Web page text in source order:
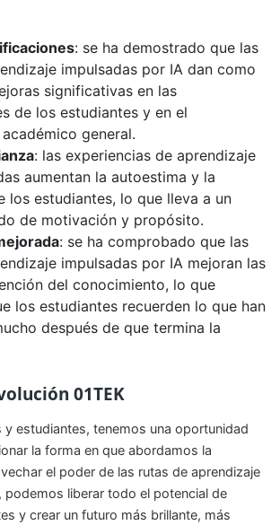
: se ha demostrado que las
impulsadas por IA dan como
significativas en las
de los estudiantes y en el
general.
: las experiencias de aprendizaje
aumentan la autoestima y la
los estudiantes, lo que lleva a un
de motivación y propósito.
: se ha comprobado que las
impulsadas por IA mejoran las
del conocimiento, lo que
los estudiantes recuerden lo que han
después de que termina la
01TEK
estudiantes, tenemos una oportunidad
la forma en que abordamos la
el poder de las rutas de aprendizaje
podemos liberar todo el potencial de
y crear un futuro más brillante, más